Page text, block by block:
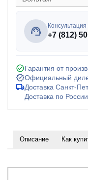
+7 (812)
Гарантия от
Официальный
Доставка Санкт-
Доставка по
Описание Как